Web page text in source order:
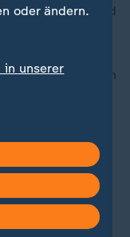
mal 14 Jahre und
Anteil von
sein - und sie
die Folgen von
und
Kindern
oder ändern.
unserer